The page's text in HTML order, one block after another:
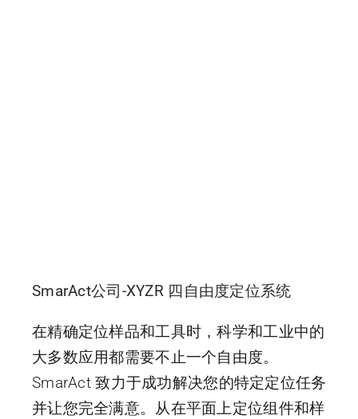
SmarAct公司-XYZR 四自由度定位系统
在精确定位样品和工具时，科学和工业中的
大多数应用都需要不止一个自由度。
SmarAct 致力于成功解决您的特定定位任务
并让您完全满意。从在平面上定位组件和样